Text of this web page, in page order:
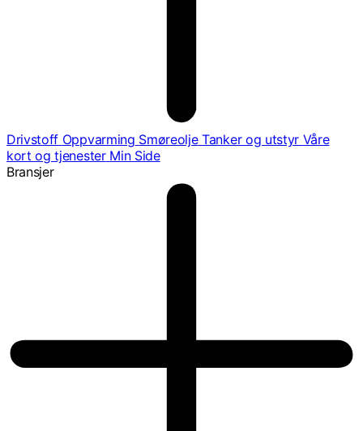
Drivstoff Oppvarming Smøreolje Tanker og utstyr Våre
kort og tjenester Min Side
Bransjer